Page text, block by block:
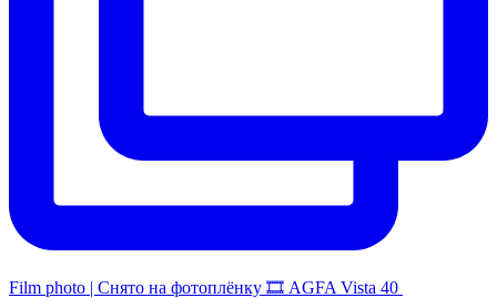
Film photo | Снято на фотоплёнку 🎞️ AGFA Vista 40